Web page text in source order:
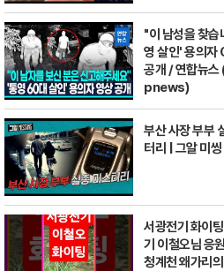
"이 남성을 찾
영 살인' 용의
공개 / 연합뉴
pnews)
부산 사장 부부
터리 | 그알 미씽
서광전기 화이
기 이철오님 응원
청계천 왜가리